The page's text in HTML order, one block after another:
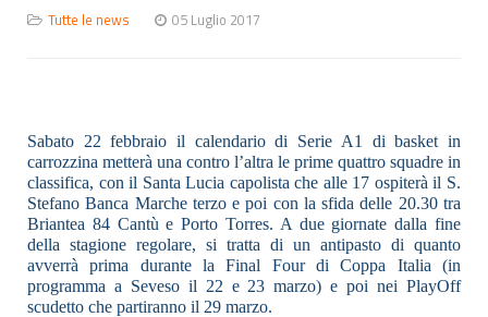
Tutte le news 05 Luglio 2017
Sabato 22 febbraio il calendario di Serie A1 di basket in
carrozzina metterà una contro l’altra le prime quattro squadre in
classifica, con il Santa Lucia capolista che alle 17 ospiterà il S.
Stefano Banca Marche terzo e poi con la sfida delle 20.30 tra
Briantea 84 Cantù e Porto Torres. A due giornate dalla fine
della stagione regolare, si tratta di un antipasto di quanto
avverrà prima durante la Final Four di Coppa Italia (in
programma a Seveso il 22 e 23 marzo) e poi nei PlayOff
scudetto che partiranno il 29 marzo.